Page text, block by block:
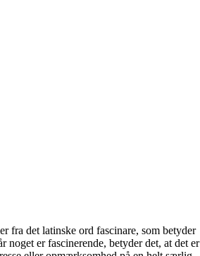
fra det latinske ord fascinare, som betyder
noget er fascinerende, betyder det, at det er